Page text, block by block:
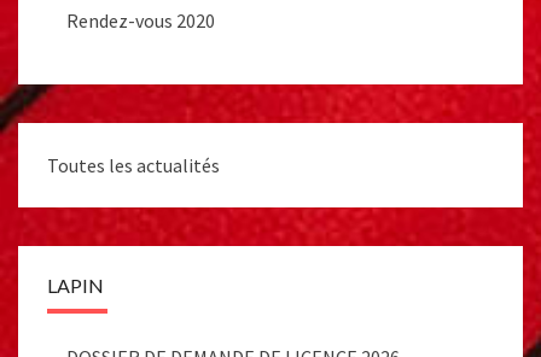
Rendez-vous 2020
Toutes les actualités
LAPIN